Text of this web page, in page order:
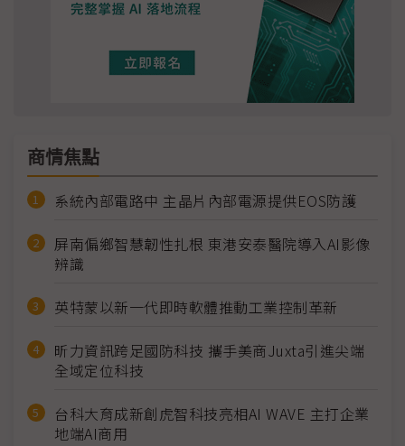
商情焦點
系統內部電路中 主晶片內部電源提供EOS防護
屏南偏鄉智慧韌性扎根 東港安泰醫院導入AI影像
辨識
英特蒙以新一代即時軟體推動工業控制革新
昕力資訊跨足國防科技 攜手美商Juxta引進尖端
全域定位科技
台科大育成新創虎智科技亮相AI WAVE 主打企業
地端AI商用